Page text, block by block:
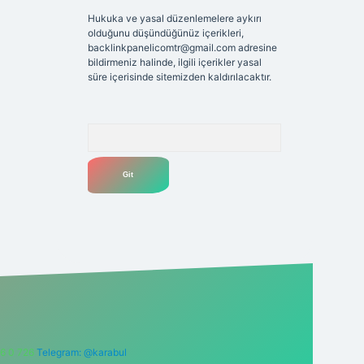
Hukuka ve yasal düzenlemelere aykırı
olduğunu düşündüğünüz içerikleri,
backlinkpanelicomtr@gmail.comadresine
bildirmeniz halinde, ilgili içerikler yasal
süre içerisinde sitemizden kaldırılacaktır.
0 726 Telegram: @karabul